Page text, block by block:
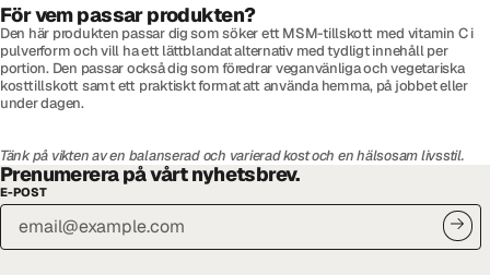
För vem passar produkten?
Den här produkten passar dig som söker ett MSM-tillskott med vitamin C i
pulverform och vill ha ett lättblandat alternativ med tydligt innehåll per
portion. Den passar också dig som föredrar veganvänliga och vegetariska
kosttillskott samt ett praktiskt format att använda hemma, på jobbet eller
under dagen.
Tänk på vikten av en balanserad och varierad kost och en hälsosam livsstil.
Prenumerera på vårt nyhetsbrev.
E-POST